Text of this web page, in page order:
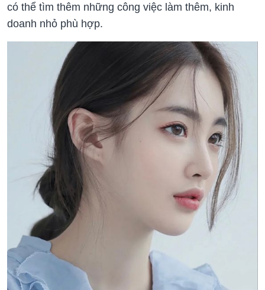
có thể tìm thêm những công việc làm thêm, kinh
doanh nhỏ phù hợp.